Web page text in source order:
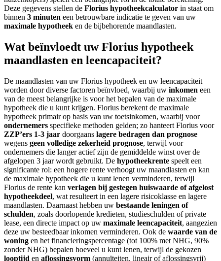
Deze gegevens stellen de Florius hypotheekcalculator in staat om
binnen 3 minuten een betrouwbare indicatie te geven van uw
maximale hypotheek en de bijbehorende maandlasten.
Wat beïnvloedt uw Florius hypotheek
maandlasten en leencapaciteit?
De maandlasten van uw Florius hypotheek en uw leencapaciteit
worden door diverse factoren beïnvloed, waarbij uw inkomen een
van de meest belangrijke is voor het bepalen van de maximale
hypotheek die u kunt krijgen. Florius berekent de maximale
hypotheek primair op basis van uw toetsinkomen, waarbij voor
ondernemers specifieke methoden gelden; zo hanteert Florius voor
ZZP’ers 1-3 jaar doorgaans lagere bedragen dan prognose
wegens geen volledige zekerheid prognose, terwijl voor
ondernemers die langer actief zijn de gemiddelde winst over de
afgelopen 3 jaar wordt gebruikt. De hypotheekrente speelt een
significante rol: een hogere rente verhoogt uw maandlasten en kan
de maximale hypotheek die u kunt lenen verminderen, terwijl
Florius de rente kan verlagen bij gestegen huiswaarde of afgelost
hypotheekdeel, wat resulteert in een lagere risicoklasse en lagere
maandlasten. Daarnaast hebben uw bestaande leningen of
schulden, zoals doorlopende kredieten, studieschulden of private
lease, een directe impact op uw maximale leencapaciteit, aangezien
deze uw besteedbaar inkomen verminderen. Ook de waarde van de
woning en het financieringspercentage (tot 100% met NHG, 90%
zonder NHG) bepalen hoeveel u kunt lenen, terwijl de gekozen
looptijd en aflossingsvorm (annuïteiten, lineair of aflossingsvrij)